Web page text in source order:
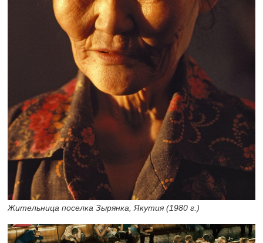
Жительница поселка Зырянка, Якутия (1980 г.)